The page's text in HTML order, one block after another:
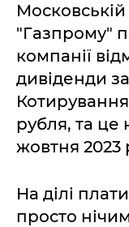
Московській
"Газпрому"
компанії
дивіденди
Котирування
рубля, та це
жовтня 2023
На ділі
просто